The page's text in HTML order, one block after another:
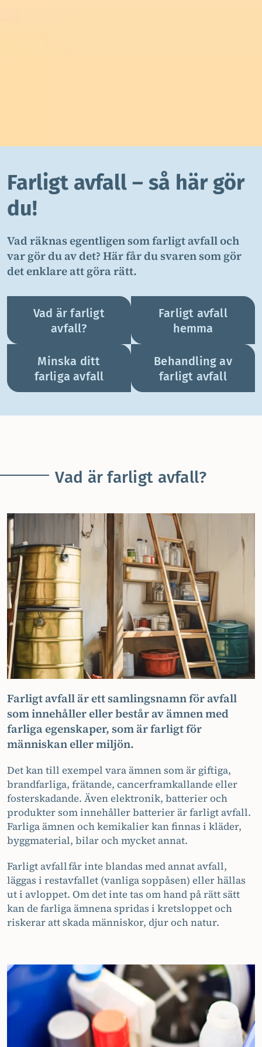
Farligt avfall – så här gör
du!
Vad räknas egentligen som farligt avfall och
var gör du av det? Här får du svaren som gör
det enklare att göra rätt.
Vad är farligt
avfall?
Farligt avfall
hemma
Minska ditt
farliga avfall
Behandling av
farligt avfall
Vad är farligt avfall?
Farligt avfall är ett samlingsnamn för avfall
som innehåller eller består av ämnen med
farliga egenskaper, som är farligt för
människan eller miljön.
Det kan till exempel vara ämnen som är giftiga,
brandfarliga, frätande, cancerframkallande eller
fosterskadande. Även elektronik, batterier och
produkter som innehåller batterier är farligt avfall.
Farliga ämnen och kemikalier kan finnas i kläder,
byggmaterial, bilar och mycket annat.
Farligt avfall får inte blandas med annat avfall,
läggas i restavfallet (vanliga soppåsen) eller hällas
ut i avloppet. Om det inte tas om hand på rätt sätt
kan de farliga ämnena spridas i kretsloppet och
riskerar att skada människor, djur och natur.